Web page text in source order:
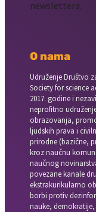
newslettera.
O nama
Udruženje Društvo
Society for science
2017. godine i
neprofitno
obrazovanja,
ljudskih prava i
prirodne (bazične,
kroz naučnu
naučnog
povezane kanale
ekstrakurikularno
borbi protiv
nauke,